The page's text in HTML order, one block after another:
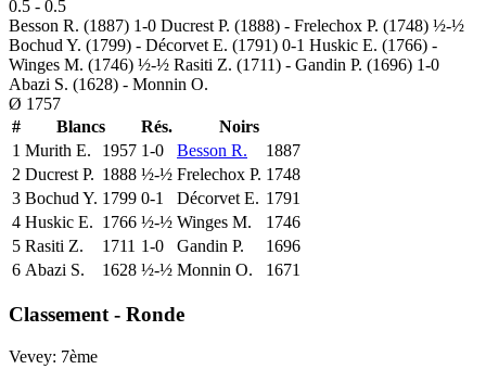
0.5 - 0.5
Besson R. (1887) 1-0 Ducrest P. (1888) - Frelechox P. (1748) ½-½
Bochud Y. (1799) - Décorvet E. (1791) 0-1 Huskic E. (1766) -
Winges M. (1746) ½-½ Rasiti Z. (1711) - Gandin P. (1696) 1-0
Abazi S. (1628) - Monnin O.
Ø 1757
#
Blancs Rés.
Noirs
1 Murith E. 1957 1-0 Besson R.
1887
2 Ducrest P. 1888 ½-½ Frelechox P. 1748
3 Bochud Y. 1799 0-1 Décorvet E. 1791
4 Huskic E. 1766 ½-½ Winges M.
1746
5 Rasiti Z. 1711 1-0 Gandin P.
1696
6 Abazi S. 1628 ½-½ Monnin O. 1671
Classement - Ronde
Vevey: 7ème